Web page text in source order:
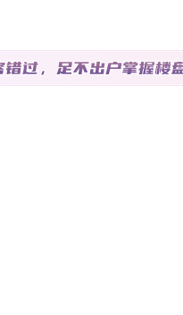
建面约10㎡，居室为1室0厅0
共交通：1km（直线距离）内
交通点评：交通是一个城市